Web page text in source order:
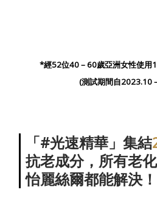
*經52位40 – 60歲亞洲女性使用
(測試期間自2023.10
「#光速精華」集結
抗老成分，所有老
怡麗絲爾都能解決！